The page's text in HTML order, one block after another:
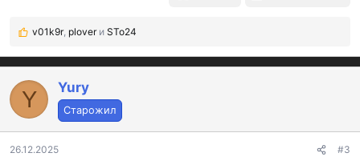
Р
е
а
к
и
и
:
v01k9r, ploverи STo24
Y Yury
Старожил
26.12.2025 #3